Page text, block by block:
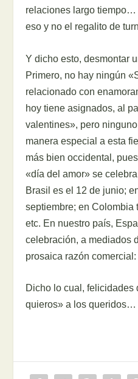
relaciones largo tiempo…
eso y no el regalito de
Y dicho esto, desmontar
Primero, no hay ningún
relacionado con
hoy tiene asignados, al
valentines», pero
manera especial a esta
más bien occidental,
«día del amor» se
Brasil es el 12 de junio;
septiembre; en Colombia
etc. En nuestro país,
celebración, a mediados
prosaica razón
Dicho lo cual, felicidades
quieros» a los queridos…